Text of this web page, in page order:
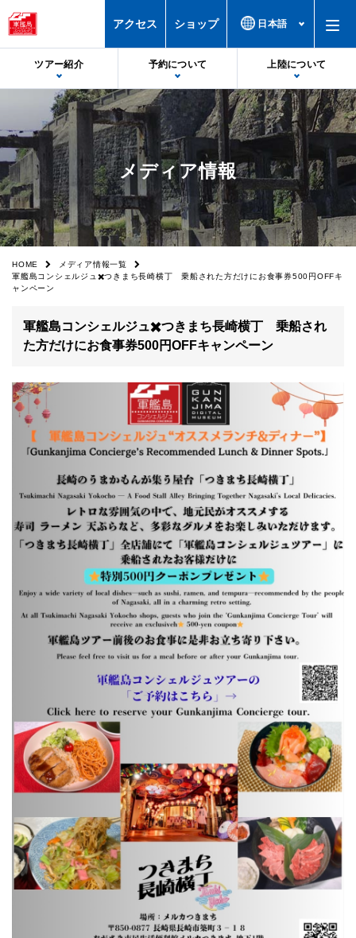
ツアー紹介
出港・帰港時間
受付場所
料金
軍艦島デジタルミュージアム
船舶
フロアマップ
上陸の様子
周遊の様子
ツアー行程
教育旅行
リーフレット
予約について
予約について
予約特典・サービス
注意事項
誓約書
カスタマーハラスメントについて
空席照会
キャンセル
障害者割引
旅行会社
団体(15名以上)のお客様
上陸について
上陸基準
上陸不可時
欠航時
上陸率
アクセス ショップ
メディア情報
HOME
メディア情報一覧
軍艦島コンシェルジュ✖️つきまち長崎横丁 乗船された方だけにお食事券500円OFFキ
ャンペーン
軍艦島コンシェルジュ✖️つきまち長崎横丁 乗船され
た方だけにお食事券500円OFFキャンペーン
ツアー時刻表
受付場所
軍艦島デジタルミュージアム
乗船場所
常盤桟橋
午前便 午後便
受付開始 (軍艦島デジタル
ミュージアム)
9:00～
10:30～
※午後便のお客様
は早い時間(10:30
～)でも受付対応し
軍艦島デジタルミュージアム
～10:00
常盤桟橋へ移動 13:00～13:20
乗船開始 13:20～
常盤港出港 10:30頃 13:40頃
軍艦島上陸 11:35～12:20 14:40～15:25
帰港
13:05頃
※上陸不可時
12:15頃
※上陸不可時
15:20頃
※発着時刻は目安です。当日の運航状況によって変更となる場合がありま
す。予めご了承ください。